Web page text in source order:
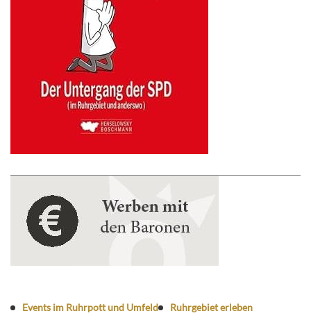
Events im Ruhrpott und Umfeld Ruhrgebiet erleben